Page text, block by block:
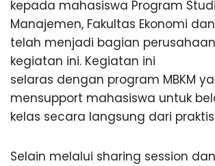
kepada mahasiswa Program
Manajemen, Fakultas Ekonomi dan
telah menjadi bagian
kegiatan ini. Kegiatan ini
selaras dengan program MBKM
mensupport mahasiswa untuk
kelas secara langsung dari
Selain melalui sharing session